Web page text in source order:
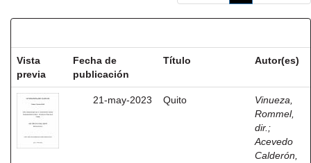
Vista
previa
Fecha de
publicación
Título Autor(es)
21-may-2023 Quito
Vinueza,
Rommel,
dir. ;
Acevedo
Calderón,